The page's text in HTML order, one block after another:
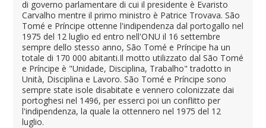
di governo parlamentare di cui il presidente è Evaristo
Carvalho mentre il primo ministro è Patrice Trovava. São
Tomé e Príncipe ottenne l'indipendenza dal portogallo nel
1975 del 12 luglio ed entro nell'ONU il 16 settembre
sempre dello stesso anno, São Tomé e Príncipe ha un
totale di 170 000 abitanti.Il motto utilizzato dal São Tomé
e Príncipe è "Unidade, Disciplina, Trabalho" tradotto in
Unità, Disciplina e Lavoro. São Tomé e Príncipe sono
sempre state isole disabitate e vennero colonizzate dai
portoghesi nel 1496, per esserci poi un conflitto per
l'indipendenza, la quale la ottennero nel 1975 del 12
luglio.